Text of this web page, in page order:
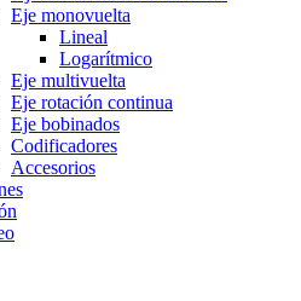
Eje monovuelta
Lineal
Logarítmico
Eje multivuelta
Eje rotación continua
Eje bobinados
Codificadores
Accesorios